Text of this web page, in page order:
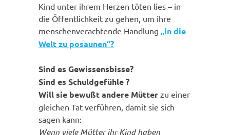
Kind unter ihrem Herzen töten lies – in
die Öffentlichkeit zu gehen, um ihre
menschenverachtende Handlung „in die
Welt zu posaunen“?
Sind es Gewissensbisse?
Sind es Schuldgefühle ?
Will sie bewußt andere Mütterzu einer
gleichen Tat verführen, damit sie sich
sagen kann:
Wenn viele Mütter ihr Kind haben